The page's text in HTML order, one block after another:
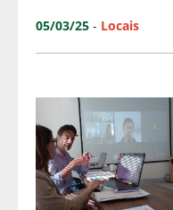
05/03/25 - Locais